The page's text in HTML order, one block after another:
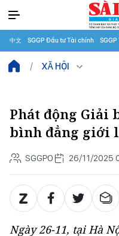
中文 SGGP Đầu tư Tài chính
XÃ HỘI
Phát động Giải
bình đẳng giới
SGGPO 26/11/2025
Ngày 26-11, tại Hà